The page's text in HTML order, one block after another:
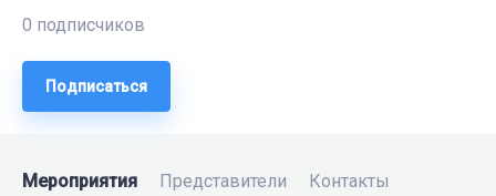
0 подписчиков
Подписаться
Мероприятия Представители Контакты